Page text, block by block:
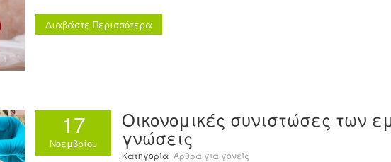
Διαβάστε Περισσότερα
17
Νοεμβρίου
Οικονομικές συνιστώσες των
γνώσεις
Κατηγορία Άρθρα για γονείς